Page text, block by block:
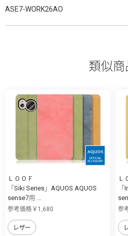
ASE7-WORK26AO
類似商
ＬＯＯＦ
「Siki Series」AQUOS AQUOS
sense7用 ...
参考価格￥1,680
レザー
Ｌ
参